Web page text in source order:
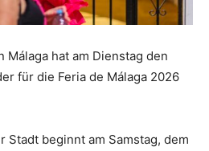
Málaga hat am Dienstag den
für die Feria de Málaga 2026
Stadt beginnt am Samstag, dem